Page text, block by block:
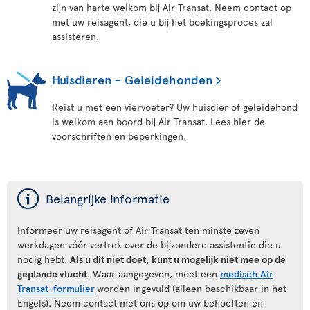
zijn van harte welkom bij Air Transat. Neem contact op
met uw reisagent, die u bij het boekingsproces zal
assisteren.
Huisdieren - Geleidehonden
Reist u met een viervoeter? Uw huisdier of geleidehond
is welkom aan boord bij Air Transat. Lees hier de
voorschriften en beperkingen.
ý Belangrijke informatie
Informeer uw reisagent of Air Transat ten minste zeven
werkdagen vóór vertrek over de bijzondere assistentie die u
nodig hebt. Als u dit niet doet, kunt u mogelijk niet mee op de
geplande vlucht. Waar aangegeven, moet een medisch Air
Transat-formulierworden ingevuld (alleen beschikbaar in het
Engels). Neem contact met ons op om uw behoeften en